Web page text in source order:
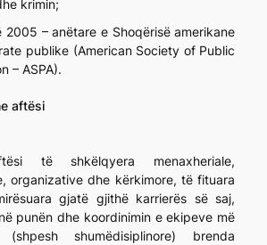
krimin;
2005 – anëtare e Shoqërisë amerikane
publike (American Society of Public
– ASPA).
aftësi
të shkëlqyera menaxheriale,
organizative dhe kërkimore, të fituara
gjatë gjithë karrierës së saj,
punën dhe koordinimin e ekipeve më
shumëdisiplinore) brenda